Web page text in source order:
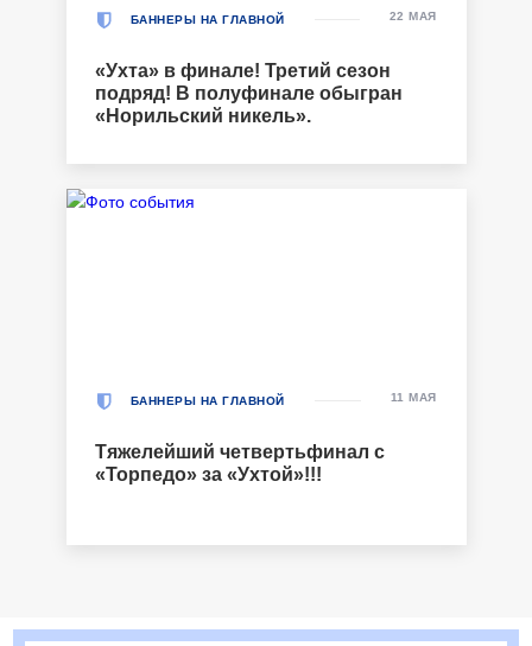
БАННЕРЫ НА ГЛАВНОЙ
«Ухта» в финале! Третий сезон
подряд! В полуфинале обыгран
«Норильский никель».
22 МАЯ
БАННЕРЫ НА ГЛАВНОЙ
Тяжелейший четвертьфинал с
«Торпедо» за «Ухтой»!!!
11 МАЯ